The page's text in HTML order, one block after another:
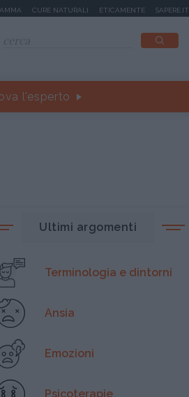
CURE NATURALI ETICAMENTE SAPERE.IT
l'esperto
Ultimi argomenti
Terminologia e dintorni
Ansia
Emozioni
Psicoterapie